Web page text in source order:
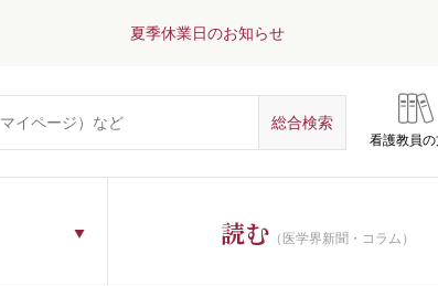
夏季休業日のお知らせ
看護教員
読む （医学界新聞・コラム）